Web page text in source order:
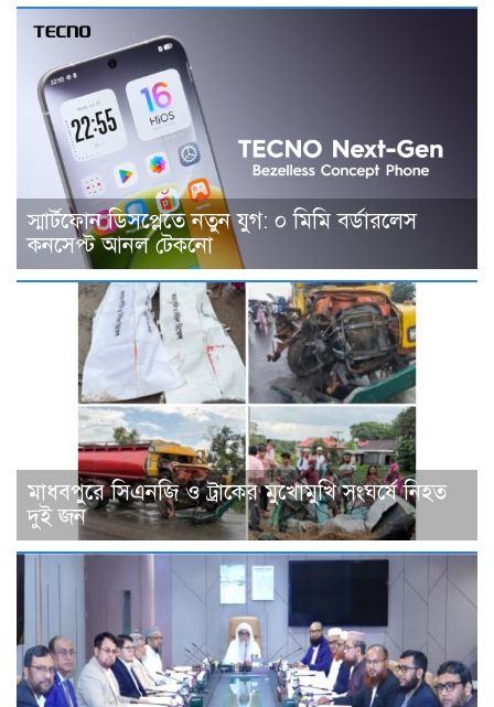
স্মার্টফোন ডিসপ্লেতে নতুন যুগ: ০ মিমি বর্ডারলেস
কনসেপ্ট আনল টেকনো
মাধবপুরে সিএনজি ও ট্রাকের মুখোমুখি সংঘর্ষে নিহত
দুই জন